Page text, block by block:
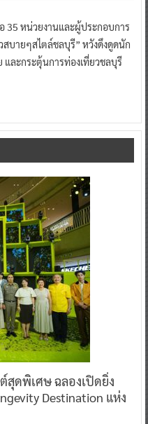
35 หน่วยงานและผู้ประกอบการ
สบายๆสไตล์ชลบุรี” หวังดึงดูดนัก
และกระตุ้นการท่องเที่ยวชลบุรี
สุดพิเศษ ฉลองเปิดยิ่ง
Destination แห่ง